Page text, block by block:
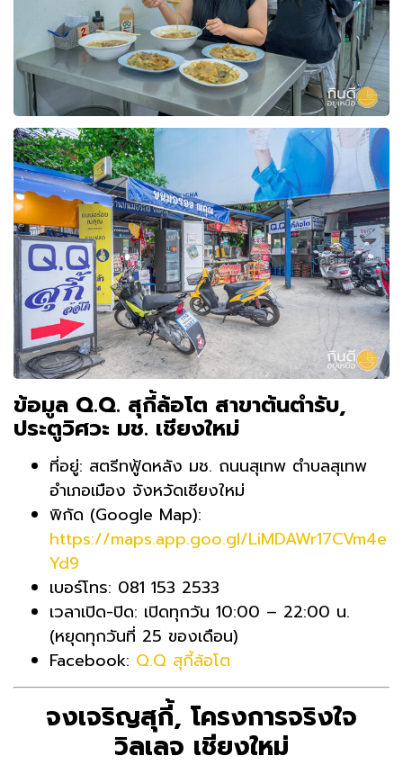
ข้อมูล Q.Q. สุกี้ล้อโต สาขาต้นตำรับ,
ประตูวิศวะ มช. เชียงใหม่
ที่อยู่: สตรีทฟู้ดหลัง มช. ถนนสุเทพ ตำบลสุเทพ
อำเภอเมือง จังหวัดเชียงใหม่
พิกัด (Google Map):
https://maps.app.goo.gl/LiMDAWr17CVm4e
Yd9
เบอร์โทร: 081 153 2533
เวลาเปิด-ปิด: เปิดทุกวัน 10:00 – 22:00 น.
(หยุดทุกวันที่ 25 ของเดือน)
Facebook: Q.Q สุกี้ล้อโต
จงเจริญสุกี้, โครงการจริงใจ
วิลเลจ เชียงใหม่